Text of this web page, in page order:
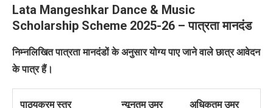
Lata Mangeshkar Dance & Music
Scholarship Scheme 2025-26 – पात्रता मानदंड
निम्नलिखित पात्रता मानदंडों के अनुसार योग्य पाए जाने वाले छात्र आवेदन
के पात्र हैं।
पाठ्यक्रम स्तर न्यूनतम उम्र अधिकतम उम्र